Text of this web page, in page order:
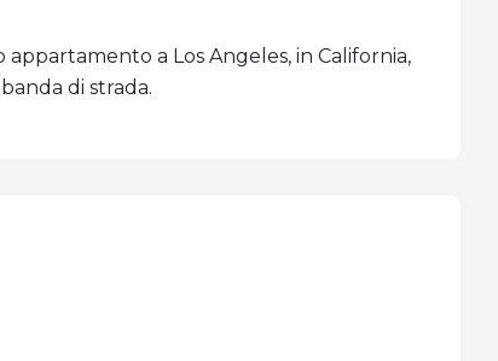
a Los Angeles, in California,
di strada.